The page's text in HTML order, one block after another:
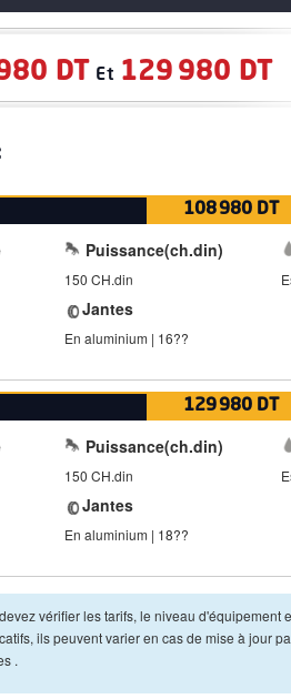
DT Et 129 980 DT
108 980 DT
Puissance(ch.din)
150 CH.din
Jantes
En aluminium | 16??
129 980 DT
Puissance(ch.din)
150 CH.din
Jantes
En aluminium | 18??
vérifier les tarifs, le niveau d'équipement
ils peuvent varier en cas de mise à jour
.